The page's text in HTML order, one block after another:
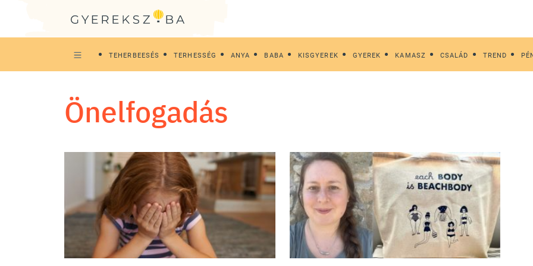
TEHERBEESÉS TERHESSÉG ANYA BABA KISGYEREK GYEREK KAMASZ CSALÁD TREND
önelfogadás